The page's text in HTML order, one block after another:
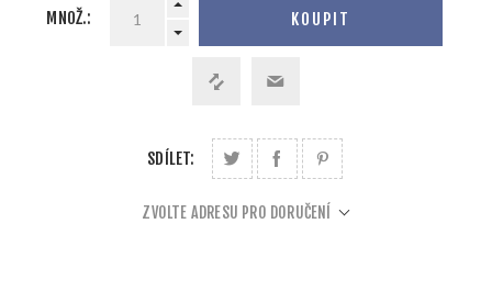
MNOŽ.: KOUPIT
SDÍLET:
ZVOLTE ADRESU PRO DORUČENÍ